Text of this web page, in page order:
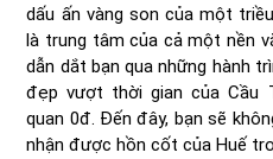
dấu ấn vàng son của một
là trung tâm của cả một nền
dẫn dắt bạn qua những hành
đẹp vượt thời gian của Cầu
quan 0đ. Đến đây, bạn sẽ
nhận được hồn cốt của Huế